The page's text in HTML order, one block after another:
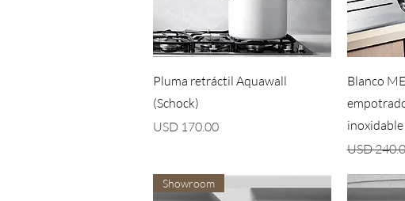
Vista rápida
Pluma retráctil Aquawall
(Schock)
Precio
USD 170.00
Blanco
inoxidable
Precio
USD
Showroom